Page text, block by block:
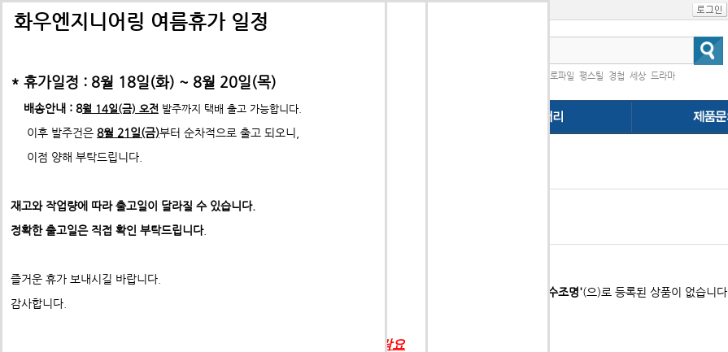
배송비관련 공지사항
*택배사 요청에 따라 선불,착불 동시에 진행이 불가하게 되었습니다.
-수정전 : 주문시 배송비(6,000원) 선불 결제
제품의 수량,무게,길이에 따라 추가요금은 착불진행
- 수정후 : 주문시 배송비(0원)
* 주문결제 단계에서 다시한번 문구 확인하시고
택배배송관련 공지사항(*필독)
*프로파일 절단길이 2700mm이상 택배발송 불가
* 프로파일 절단길이 2700mm 이상은각 지역 도착영업소에
따라배송이 불가할수도 있습니다. 주문시 참고 부탁드립니다.
ex) 자가수령 및 화물택배,화물차(운임고객부담) 배송가능
**알루미늄판재 및 기타판재 단가 인상 (쇼핑몰주문 및 입금전 연락요
화우엔지니어링 여름휴가 일정
* 휴가일정 : 8월 18일(화) ~ 8월 20일(목)
배송안내 : 8월 14일(금) 오전 발주까지 택배 출고 가능합니다.
이후 발주건은 8월 21일(금)부터 순차적으로 출고 되오니,
이점 양해 부탁드립니다.
재고와 작업량에 따라 출고일이 달라질 수 있습니다.
정확한 출고일은 직접 확인 부탁드립니다.
즐거운 휴가 보내시길 바랍니다.
감사합니다.
프로파일 평스틸 경첩 세상 드라마
표준형 프로파일 및 부품
ABN프로파일 20시리즈
'특수조명'(으)로 등록된 상품이 없습니다.